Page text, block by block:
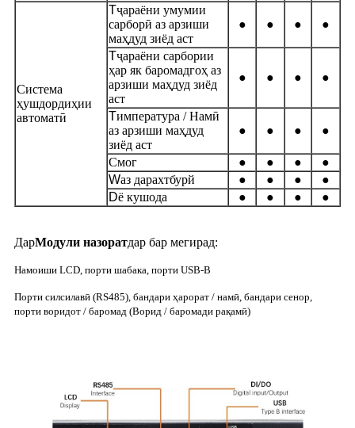
Система
ҳушдордиҳии
автоматӣ
Tҷараёни умумии
сарборӣ аз арзиши
маҳдуд зиёд аст
● ● ● ●
Tҷараёни сарбории
ҳар як баромадгоҳ аз
арзиши маҳдуд зиёд
аст
● ● ● ●
Tимпература / Намӣ
аз арзиши маҳдуд
зиёд аст
● ● ● ●
Смог ● ● ●
●
Wаз дарахтбурй ● ● ●
●
Dё кушода ● ● ● ●
ДарМодули назоратдар бар мегирад:
Намоиши LCD, порти шабака, порти USB-B
Порти силсилавӣ (RS485), бандари ҳарорат / намӣ, бандари сенор,
порти воридот / баромад (Ворид / баромади рақамӣ)